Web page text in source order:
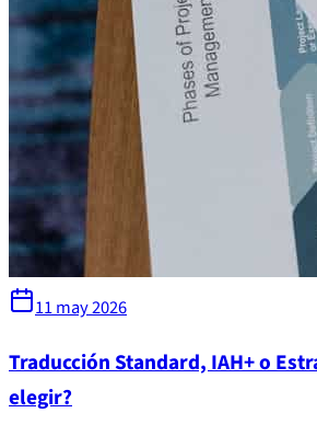
11 may 2026
Traducción Standard, IAH+ o
elegir?